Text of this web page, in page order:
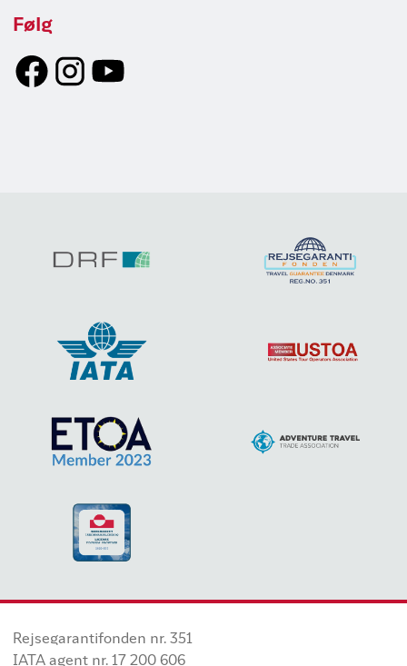
Følg
Rejsegarantifonden nr. 351
IATA agent nr. 17 200 606